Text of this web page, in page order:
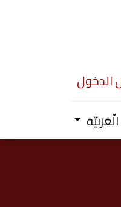
الدخول
الْعَرَبيّة